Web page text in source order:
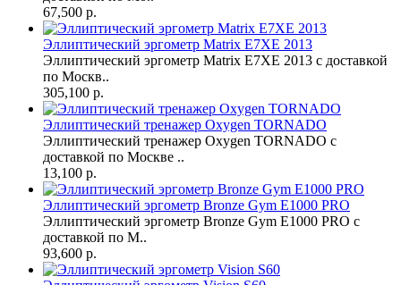
67,500 р.
Эллиптический эргометр Matrix E7XE 2013
Эллиптический эргометр Matrix E7XE 2013 с доставкой
по Москв..
305,100 р.
Эллиптический тренажер Oxygen TORNADO
Эллиптический тренажер Oxygen TORNADO с
доставкой по Москве ..
13,100 р.
Эллиптический эргометр Bronze Gym E1000 PRO
Эллиптический эргометр Bronze Gym E1000 PRO с
доставкой по М..
93,600 р.